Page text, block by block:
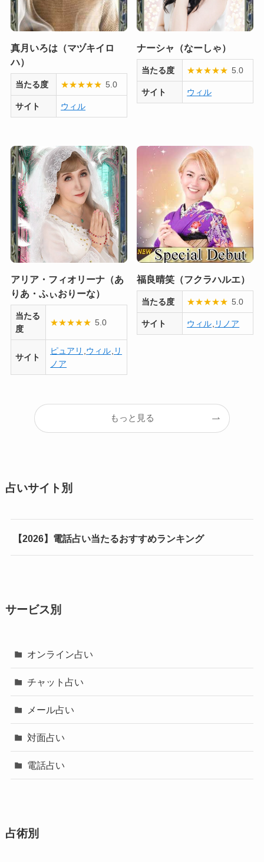
真月いろは（マヅキイロ
ハ）
当たる度 ★★★★★ 5.0
サイト ウィル
ナーシャ（なーしゃ）
当たる度 ★★★★★ 5.0
サイト ウィル
アリア・フィオリーナ（あ
りあ・ふぃおりーな）
当たる
度
★★★★★ 5.0
サイト
ピュアリ ,ウィル, リ
ノア
福良晴笑（フクラハルエ）
当たる度 ★★★★★ 5.0
サイト ウィル, リノア
もっと見る
占いサイト別
【2026】電話占い当たるおすすめランキング
サービス別
オンライン占い
チャット占い
メール占い
対面占い
電話占い
占術別